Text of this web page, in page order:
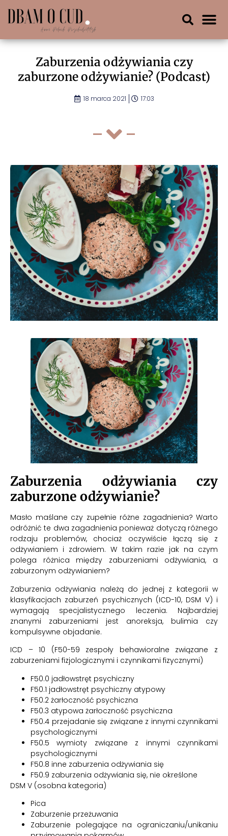
Zaburzenia odżywiania czy
zaburzone odżywianie? (Podcast)
18 marca 2021 17:03
Zaburzenia odżywiania czy
zaburzone odżywianie?
Masło maślane czy zupełnie różne zagadnienia? Warto
odróżnić te dwa zagadnienia ponieważ dotyczą różnego
rodzaju problemów, chociaż oczywiście łączą się z
odżywianiem i zdrowiem. W takim razie jak na czym
polega różnica między zaburzeniami odżywiania, a
zaburzonym odżywianiem?
Zaburzenia odżywiania należą do jednej z kategorii w
klasyfikacjach zaburzeń psychicznych (ICD-10, DSM V) i
wymagają specjalistycznego leczenia. Najbardziej
znanymi zaburzeniami jest anoreksja, bulimia czy
kompulsywne objadanie.
ICD – 10 (F50-59 zespoły behawioralne związane z
zaburzeniami fizjologicznymi i czynnikami fizycznymi)
F50.0 jadłowstręt psychiczny
F50.1 jadłowstręt psychiczny atypowy
F50.2 żarłoczność psychiczna
F50.3 atypowa żarłoczność psychiczna
F50.4 przejadanie się związane z innymi czynnikami
psychologicznymi
F50.5 wymioty związane z innymi czynnikami
psychologicznymi
F50.8 inne zaburzenia odżywiania się
F50.9 zaburzenia odżywiania się, nie określone
DSM V (osobna kategoria)
Pica
Zaburzenie przeżuwania
Zaburzenie polegające na ograniczaniu/unikaniu